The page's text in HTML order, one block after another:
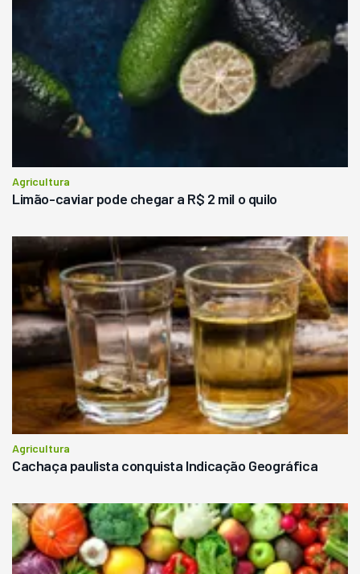
Agricultura
Limão-caviar pode chegar a R$ 2 mil o quilo
Agricultura
Cachaça paulista conquista Indicação Geográfica